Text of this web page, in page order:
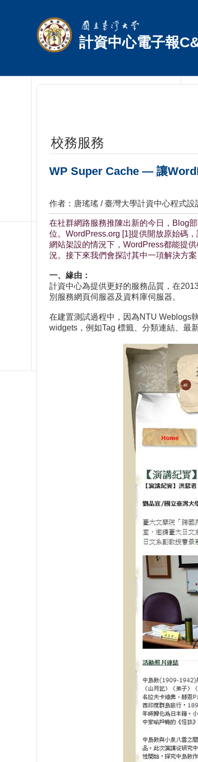
計資中心電子報
校務服務
WP Super Cache — 讓
作者：唐瑤瑤 / 臺灣大學計資中心程式設
在社群網路服務推陳出新的今日，Blog
位。WordPress.org [1]提供開放原始碼
網站架設的情況下，WordPress都能提
況。接下來我們會探討其中一項解決方
一、緣由：
計資中心為提供更好的服務品質，在
別服務網頁伺服器及資料庫伺服器。
在建置測試過程中，因為NTU Weblogs
widgets，例如Tag 標籤、分類連結、最